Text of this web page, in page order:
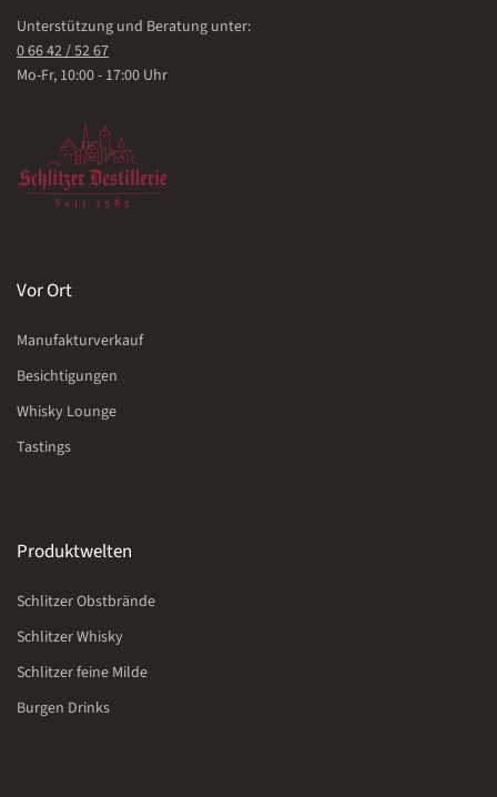
Unterstützung und Beratung unter:
0 66 42 / 52 67
Mo-Fr, 10:00 - 17:00 Uhr
Vor Ort
Manufakturverkauf
Besichtigungen
Whisky Lounge
Tastings
Produktwelten
Schlitzer Obstbrände
Schlitzer Whisky
Schlitzer feine Milde
Burgen Drinks